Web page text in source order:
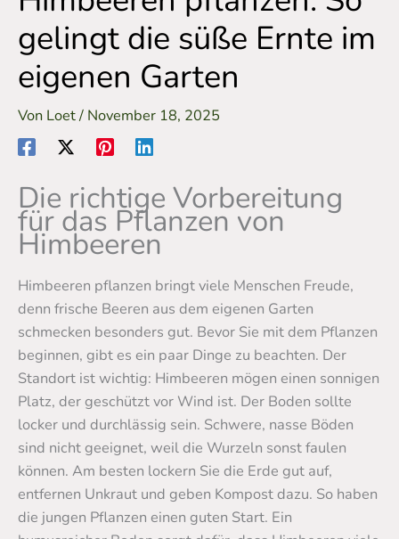
gelingt die süße Ernte im
eigenen Garten
Von Loet/ November 18, 2025
Die richtige Vorbereitung
für das Pflanzen von
Himbeeren
Himbeeren pflanzen bringt viele Menschen Freude,
denn frische Beeren aus dem eigenen Garten
schmecken besonders gut. Bevor Sie mit dem Pflanzen
beginnen, gibt es ein paar Dinge zu beachten. Der
Standort ist wichtig: Himbeeren mögen einen sonnigen
Platz, der geschützt vor Wind ist. Der Boden sollte
locker und durchlässig sein. Schwere, nasse Böden
sind nicht geeignet, weil die Wurzeln sonst faulen
können. Am besten lockern Sie die Erde gut auf,
entfernen Unkraut und geben Kompost dazu. So haben
die jungen Pflanzen einen guten Start. Ein